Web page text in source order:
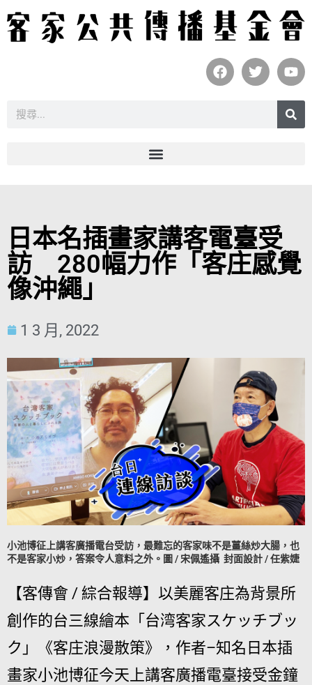
日本名插畫家講客電臺受
訪 280幅力作「客庄感覺
像沖繩」
1 3 月, 2022
小池博征上講客廣播電台受訪，最難忘的客家味不是薑絲炒大腸，也
不是客家小炒，答案令人意料之外。圖 / 宋佩遙攝 封面設計 / 任紫婕
【客傳會 / 綜合報導】以美麗客庄為背景所
創作的台三線繪本「台湾客家スケッチブッ
ク」《客庄浪漫散策》，作者–知名日本插
畫家小池博征今天上講客廣播電臺接受金鐘